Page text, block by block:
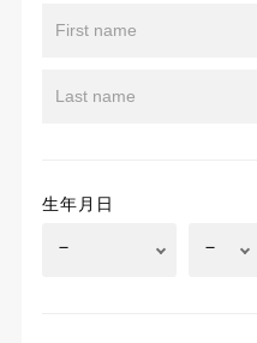
生年月日